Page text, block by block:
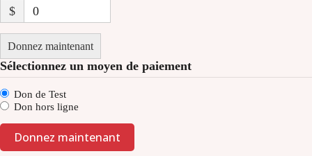
$ 0
Donnez maintenant
Sélectionnez un moyen de paiement
Don de Test
Don hors ligne